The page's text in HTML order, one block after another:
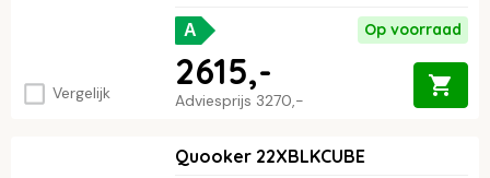
Vergelijk
A Op voorraad
Adviesprijs 3270,-
2615,-
Quooker 22XBLKCUBE